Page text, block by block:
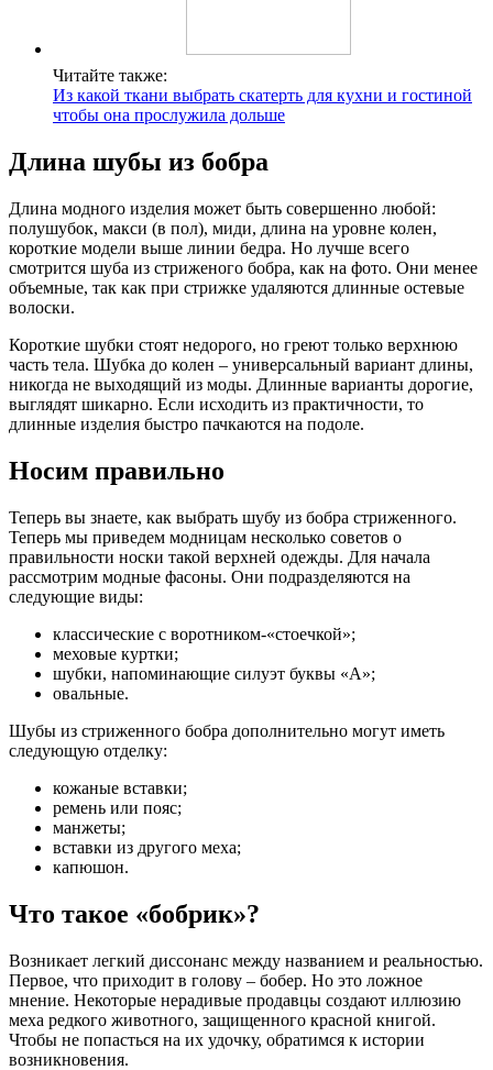
Читайте также:
Из какой ткани выбрать скатерть для кухни и гостиной
чтобы она прослужила дольше
Длина шубы из бобра
Длина модного изделия может быть совершенно любой:
полушубок, макси (в пол), миди, длина на уровне колен,
короткие модели выше линии бедра. Но лучше всего
смотрится шуба из стриженого бобра, как на фото. Они менее
объемные, так как при стрижке удаляются длинные остевые
волоски.
Короткие шубки стоят недорого, но греют только верхнюю
часть тела. Шубка до колен – универсальный вариант длины,
никогда не выходящий из моды. Длинные варианты дорогие,
выглядят шикарно. Если исходить из практичности, то
длинные изделия быстро пачкаются на подоле.
Носим правильно
Теперь вы знаете, как выбрать шубу из бобра стриженного.
Теперь мы приведем модницам несколько советов о
правильности носки такой верхней одежды. Для начала
рассмотрим модные фасоны. Они подразделяются на
следующие виды:
классические с воротником-«стоечкой»;
меховые куртки;
шубки, напоминающие силуэт буквы «А»;
овальные.
Шубы из стриженного бобра дополнительно могут иметь
следующую отделку:
кожаные вставки;
ремень или пояс;
манжеты;
вставки из другого меха;
капюшон.
Что такое «бобрик»?
Возникает легкий диссонанс между названием и реальностью.
Первое, что приходит в голову – бобер. Но это ложное
мнение. Некоторые нерадивые продавцы создают иллюзию
меха редкого животного, защищенного красной книгой.
Чтобы не попасться на их удочку, обратимся к истории
возникновения.